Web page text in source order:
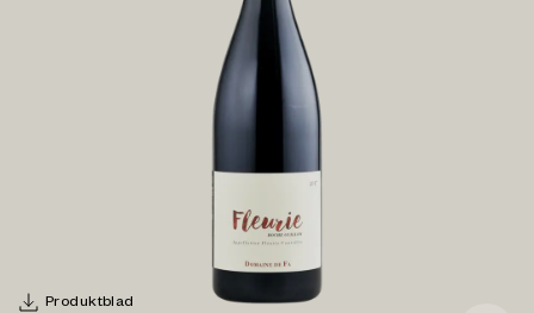
Produktblad